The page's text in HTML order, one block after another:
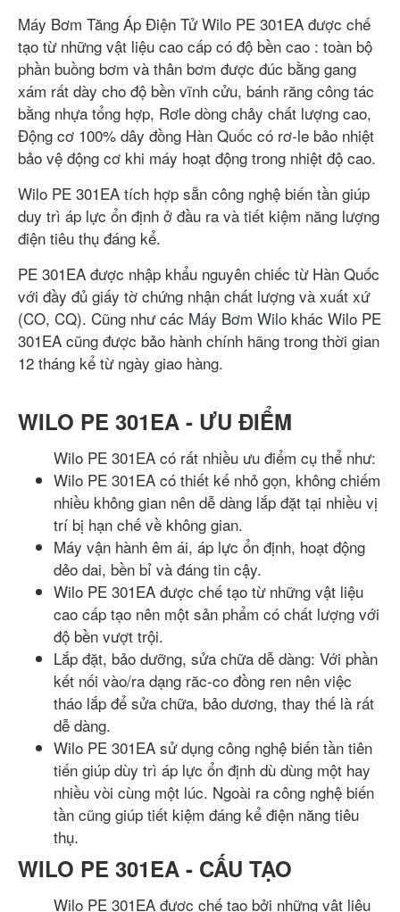
Máy Bơm Tăng Áp Điện Tử Wilo PE 301EA được chế
tạo từ những vật liệu cao cấp có độ bền cao : toàn bộ
phần buồng bơm và thân bơm được đúc bằng gang
xám rất dày cho độ bền vĩnh cửu, bánh răng công tác
bằng nhựa tổng hợp, Rơle dòng chảy chất lượng cao,
Động cơ 100% dây đồng Hàn Quốc có rơ-le bảo nhiệt
bảo vệ động cơ khi máy hoạt động trong nhiệt độ cao.
Wilo PE 301EA tích hợp sẵn công nghệ biến tần giúp
duy trì áp lực ổn định ở đầu ra và tiết kiệm năng lượng
điện tiêu thụ đáng kể.
PE 301EA được nhập khẩu nguyên chiếc từ Hàn Quốc
với đầy đủ giấy tờ chứng nhận chất lượng và xuất xứ
(CO, CQ). Cũng như các Máy Bơm Wilo khác Wilo PE
301EA cũng được bảo hành chính hãng trong thời gian
12 tháng kể từ ngày giao hàng.
WILO PE 301EA - ƯU ĐIỂM
Wilo PE 301EA có rất nhiều ưu điểm cụ thể như:
Wilo PE 301EA có thiết kế nhỏ gọn, không chiếm
nhiều không gian nên dễ dàng lắp đặt tại nhiều vị
trí bị hạn chế về không gian.
Máy vận hành êm ái, áp lực ổn định, hoạt động
dẻo dai, bền bỉ và đáng tin cậy.
Wilo PE 301EA được chế tạo từ những vật liệu
cao cấp tạo nên một sản phẩm có chất lượng với
độ bền vượt trội.
Lắp đặt, bảo dưỡng, sửa chữa dễ dàng: Với phần
kết nối vào/ra dạng răc-co đồng ren nên việc
tháo lắp để sửa chữa, bảo dương, thay thế là rất
dễ dàng.
Wilo PE 301EA sử dụng công nghệ biến tần tiên
tiến giúp dùy trì áp lực ổn định dù dùng một hay
nhiều vòi cùng một lúc. Ngoài ra công nghệ biến
tần cũng giúp tiết kiệm đáng kể điện năng tiêu
thụ.
WILO PE 301EA - CẤU TẠO
Wilo PE 301EA được chế tạo bởi những vật liệu